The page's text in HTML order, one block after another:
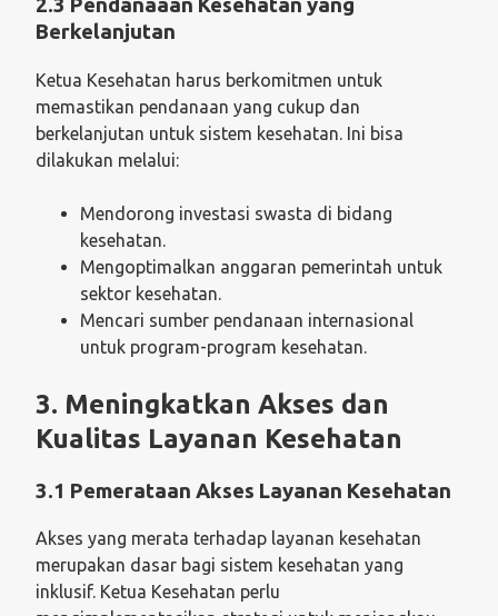
2.3 Pendanaaan Kesehatan yang
Berkelanjutan
Ketua Kesehatan harus berkomitmen untuk
memastikan pendanaan yang cukup dan
berkelanjutan untuk sistem kesehatan. Ini bisa
dilakukan melalui:
Mendorong investasi swasta di bidang
kesehatan.
Mengoptimalkan anggaran pemerintah untuk
sektor kesehatan.
Mencari sumber pendanaan internasional
untuk program-program kesehatan.
3. Meningkatkan Akses dan
Kualitas Layanan Kesehatan
3.1 Pemerataan Akses Layanan Kesehatan
Akses yang merata terhadap layanan kesehatan
merupakan dasar bagi sistem kesehatan yang
inklusif. Ketua Kesehatan perlu